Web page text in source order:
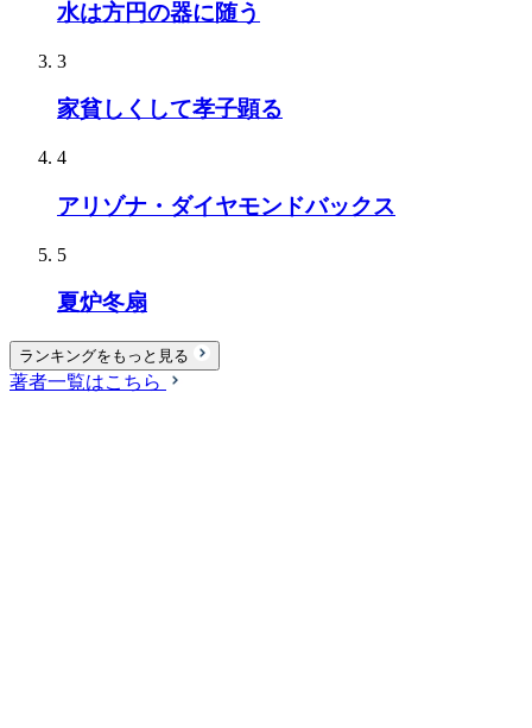
水は方円の器に随う
3
家貧しくして孝子顕る
4
アリゾナ・ダイヤモンドバックス
5
夏炉冬扇
ランキングをもっと見る
著者一覧はこちら